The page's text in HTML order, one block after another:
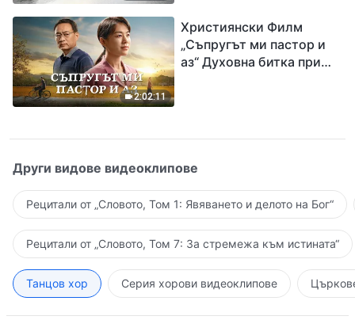
Исус
2:02:11
Християнски Филм
„Съпругът ми пастор и
аз“ Духовна битка при
Други видове видеоклипове
Рецитали от „Словото, Том 1: Явяването и делото на Бог“
Рецитали от „Словото, Том 7: За стремежа към истината“
Танцов хор Серия хорови видеоклипове